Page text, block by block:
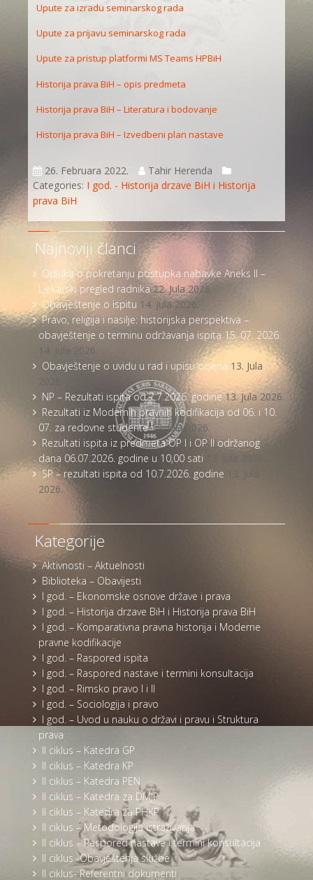
Upute za izradu seminarskog rada
Upute za prijavu seminarskog rada
Upute za pristup platformi MS Teams HPBiH
Historija prava BiH – opis predmeta
Historija prava BiH – Literatura i bodovanje
Historija prava BiH – Izvedbeni plan nastave
26. Februara 2022.
Tahir Herenda
Categories: I god. - Historija drzave BiH i Historija
prava BiH
Najnoviji članci
Odluka o pokretanju postupka nabavke Aneks II –
Ljekarski pregled radnika 22. Jula 2026.
Obavještenje o ispitu 14. Jula 2026.
Pravo, religija i nasilje: historijska perspektiva –
obavještenje o terminu održavanja ispita 15. 07. 2026.
14. Jula 2026.
Obavještenje o uvidu u rad i upisu ocjena 13. Jula
NP – Rezultati ispita od 7.7.2026. godine 13. Jula 2026.
Rezultati iz Modernih pravnih kodifikacija od 06. i 10.
07. za redovne studente 13. Jula 2026.
Rezultati ispita iz predmeta OP I i OP II održanog
dana 06.07.2026. godine u 10,00 sati
13. Jula 2026.
SP – rezultati ispita od 10.7.2026. godine
13. Jula
2026.
Kategorije
Aktivnosti – Aktuelnosti
Biblioteka – Obavijesti
I god. – Ekonomske osnove države i prava
I god. – Historija drzave BiH i Historija prava BiH
I god. – Komparativna pravna historija i Moderne
pravne kodifikacije
I god. – Raspored ispita
I god. – Raspored nastave i termini konsultacija
I god. – Rimsko pravo I i II
I god. – Sociologija i pravo
I god. – Uvod u nauku o državi i pravu i Struktura
prava
II ciklus – Katedra GP
II ciklus – Katedra KP
II ciklus – Katedra PEN
II ciklus – Katedra za DMJP
II ciklus – Katedra za PHKP
II ciklus – Metodologija istraživanja
II ciklus – Raspored nastave i termini konsultacija
II ciklus -Obavještenja službe
II ciklus- Referentni dokumenti